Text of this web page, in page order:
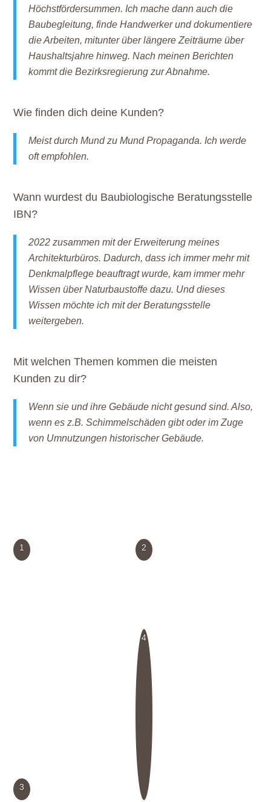
Höchstfördersummen. Ich mache dann auch die
Baubegleitung, finde Handwerker und dokumentiere
die Arbeiten, mitunter über längere Zeiträume über
Haushaltsjahre hinweg. Nach meinen Berichten
kommt die Bezirksregierung zur Abnahme.
Wie finden dich deine Kunden?
Meist durch Mund zu Mund Propaganda. Ich werde
oft empfohlen.
Wann wurdest du Baubiologische Beratungsstelle
IBN?
2022 zusammen mit der Erweiterung meines
Architekturbüros. Dadurch, dass ich immer mehr mit
Denkmalpflege beauftragt wurde, kam immer mehr
Wissen über Naturbaustoffe dazu. Und dieses
Wissen möchte ich mit der Beratungsstelle
weitergeben.
Mit welchen Themen kommen die meisten
Kunden zu dir?
Wenn sie und ihre Gebäude nicht gesund sind. Also,
wenn es z.B. Schimmelschäden gibt oder im Zuge
von Umnutzungen historischer Gebäude.
1 2
3
4